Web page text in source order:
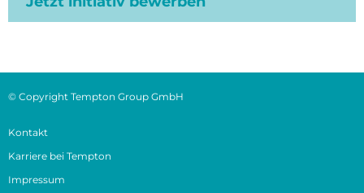
© Copyright Tempton Group GmbH
Kontakt
Karriere bei Tempton
Impressum